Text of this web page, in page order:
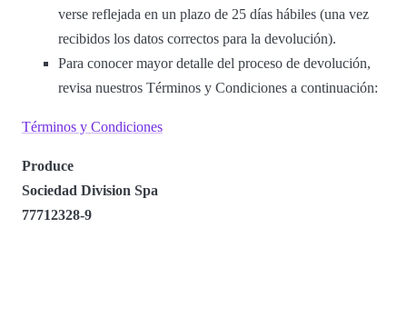
verse reflejada en un plazo de 25 días hábiles (una vez
recibidos los datos correctos para la devolución).
Para conocer mayor detalle del proceso de devolución,
revisa nuestros Términos y Condiciones a continuación:
Términos y Condiciones
Produce
Sociedad Division Spa
77712328-9